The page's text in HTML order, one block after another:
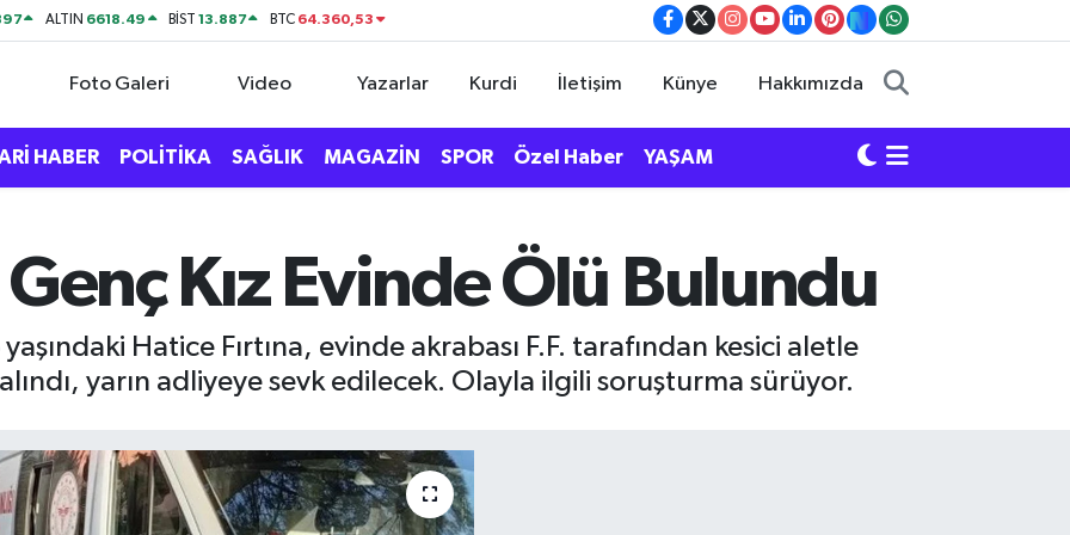
ALTIN 6618.49 BİST13.887 BTC 64.360,53
Foto Galeri Video Yazarlar Kurdi İletişim Künye Hakkımızda
HABER POLİTİKA SAĞLIK MAGAZİN SPOR Özel Haber YAŞAM
Genç Kız Evinde Ölü Bulundu
Hatice Fırtına, evinde akrabası F.F. tarafından kesici aletle
yarın adliyeye sevk edilecek. Olayla ilgili soruşturma sürüyor.